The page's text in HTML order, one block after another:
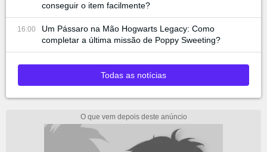
conseguir o item facilmente?
16:00
Um Pássaro na Mão Hogwarts Legacy: Como
completar a última missão de Poppy Sweeting?
Todas as notícias